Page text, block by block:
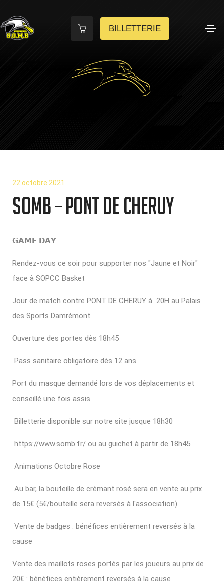
BILLETTERIE
22 octobre 2021
SOMB – PONT DE CHERUY
𝗚𝗔𝗠𝗘 𝗗𝗔𝗬
Rendez-vous ce soir pour supporter nos "Jaune et Noir"
face à SOPCC Basket
Jour de match contre PONT DE CHERUY à 20H au Palais
des Sports Damrémont
Ouverture des portes dès 18h45
Pass sanitaire obligatoire dès 12 ans
Port du masque demandé lors de vos déplacements et
conseillé une fois assis
Billetterie disponible sur notre site jusque 18h30
https://www.somb.fr/ ou au guichet à partir de 18h45
Animations Octobre Rose
Au bar, la bouteille de crémant rosé sera en vente au prix
de 15€ (5€/bouteille sera reversés à l'association)
Vente de badges : bénéfices entièrement reversés à la
cause
Vente des maillots roses portés par les joueurs au prix de
20€ : bénéfices entièrement reversés à la cause